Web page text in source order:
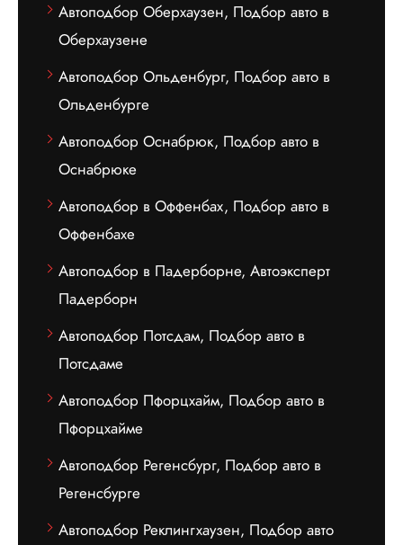
Автоподбор Оберхаузен, Подбор авто в
Оберхаузене
Автоподбор Ольденбург, Подбор авто в
Ольденбурге
Автоподбор Оснабрюк, Подбор авто в
Оснабрюке
Автоподбор в Оффенбах, Подбор авто в
Оффенбахе
Автоподбор в Падерборне, Автоэксперт
Падерборн
Автоподбор Потсдам, Подбор авто в
Потсдаме
Автоподбор Пфорцхайм, Подбор авто в
Пфорцхайме
Автоподбор Регенсбург, Подбор авто в
Регенсбурге
Автоподбор Реклингхаузен, Подбор авто